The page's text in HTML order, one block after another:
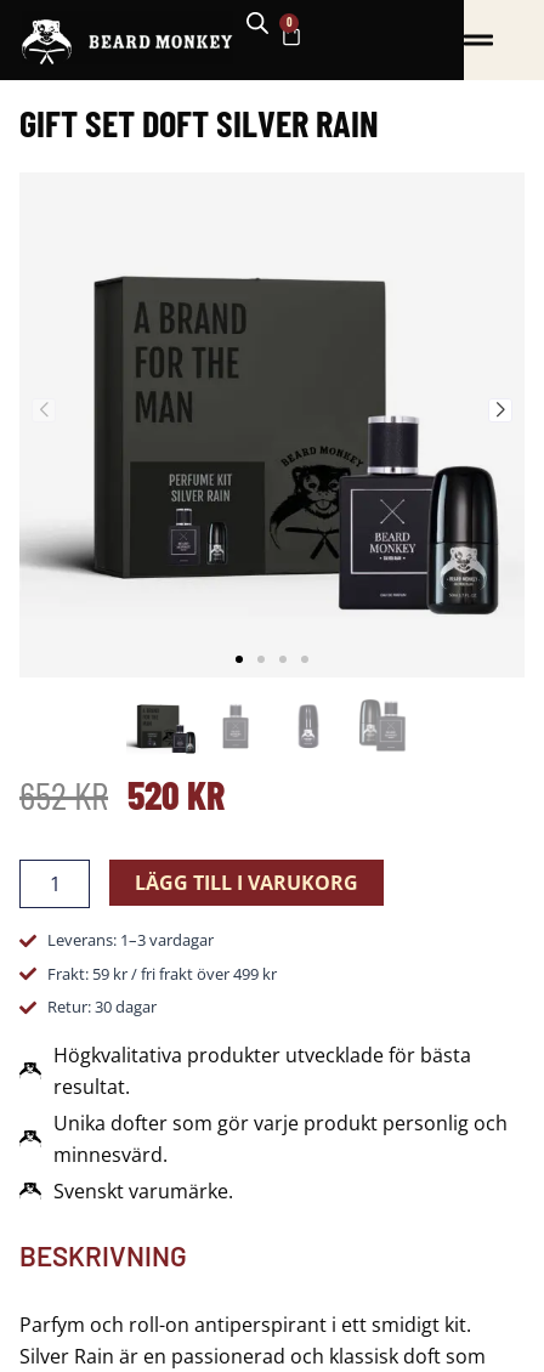
Hoppa
innehåll
0
VARUKORG
GIFT SET DOFT SILVER RAIN
652KR DET
URSPRUNGLIGA
PRISET
VAR:
652 KR.
520 KRDET
NUVARANDE
PRISET
ÄR:
520 KR.
Silver
Rain
LÄGG TILL I VARUKORG
BESKRIVNING
Parfym och roll-on antiperspirant i ett smidigt kit.
Silver Rain är en passionerad och klassisk doft som
Högkvalitativa produkter utvecklade för bästa
resultat.
Unika dofter som gör varje produkt personlig och
minnesvärd.
Svenskt varumärke.
Leverans: 1–3 vardagar
Frakt: 59 kr / fri frakt över 499 kr
Retur: 30 dagar